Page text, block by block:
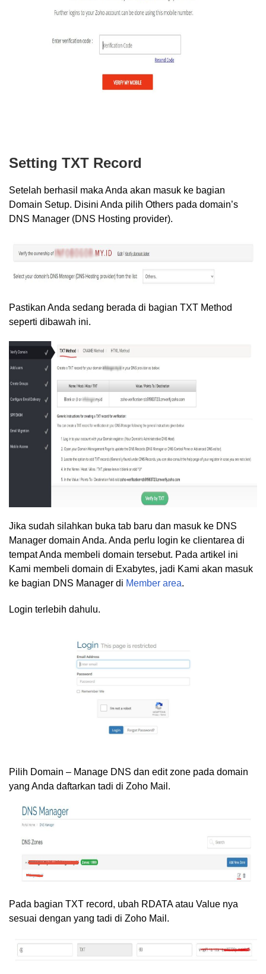
Setting TXT Record
Setelah berhasil maka Anda akan masuk ke bagian
Domain Setup. Disini Anda pilih Others pada domain’s
DNS Manager (DNS Hosting provider).
Pastikan Anda sedang berada di bagian TXT Method
seperti dibawah ini.
Jika sudah silahkan buka tab baru dan masuk ke DNS
Manager domain Anda. Anda perlu login ke clientarea di
tempat Anda membeli domain tersebut. Pada artikel ini
Kami membeli domain di Exabytes, jadi Kami akan masuk
ke bagian DNS Manager di Member area.
Login terlebih dahulu.
Pilih Domain – Manage DNS dan edit zone pada domain
yang Anda daftarkan tadi di Zoho Mail.
Pada bagian TXT record, ubah RDATA atau Value nya
sesuai dengan yang tadi di Zoho Mail.